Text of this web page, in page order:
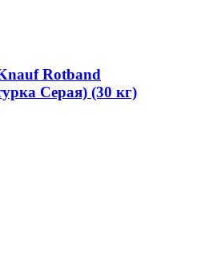
Rotband
Серая) (30 кг)